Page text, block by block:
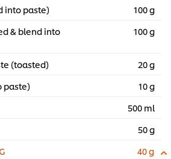
into paste)
100 g
& blend into
100 g
(toasted)
20 g
paste)
10 g
500 ml
50 g
40 g